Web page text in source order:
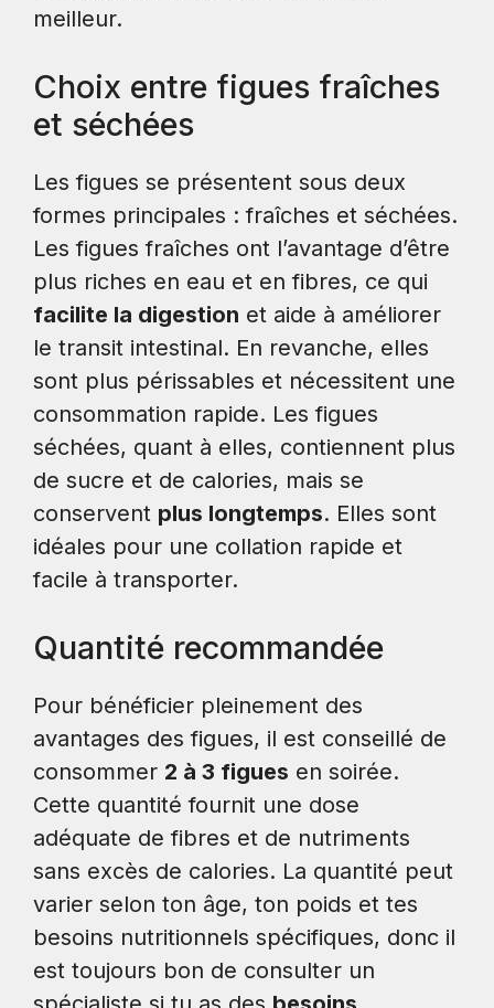
meilleur.
Choix entre figues fraîches
et séchées
Les figues se présentent sous deux
formes principales : fraîches et séchées.
Les figues fraîches ont l’avantage d’être
plus riches en eau et en fibres, ce qui
facilite la digestion et aide à améliorer
le transit intestinal. En revanche, elles
sont plus périssables et nécessitent une
consommation rapide. Les figues
séchées, quant à elles, contiennent plus
de sucre et de calories, mais se
conservent plus longtemps. Elles sont
idéales pour une collation rapide et
facile à transporter.
Quantité recommandée
Pour bénéficier pleinement des
avantages des figues, il est conseillé de
consommer 2 à 3 figues en soirée.
Cette quantité fournit une dose
adéquate de fibres et de nutriments
sans excès de calories. La quantité peut
varier selon ton âge, ton poids et tes
besoins nutritionnels spécifiques, donc il
est toujours bon de consulter un